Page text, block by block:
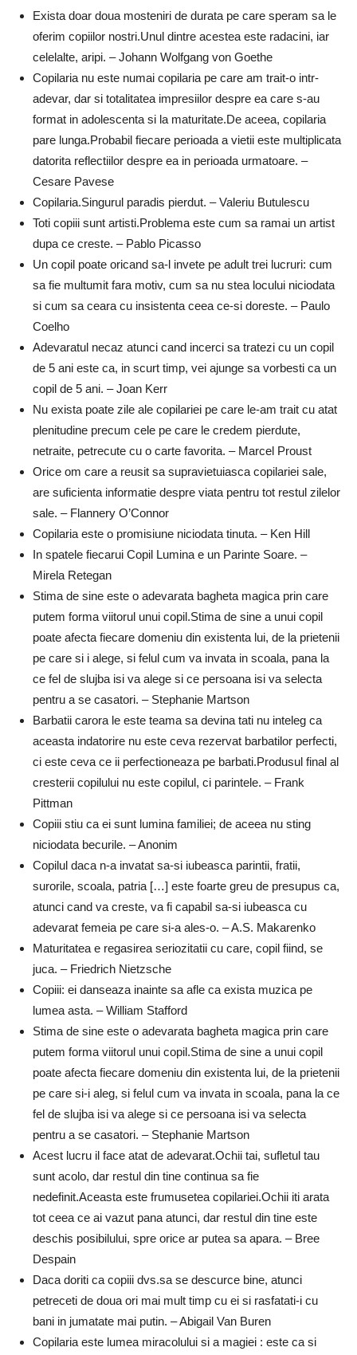
Exista doar doua mosteniri de durata pe care speram sa le
oferim copiilor nostri.Unul dintre acestea este radacini, iar
celelalte, aripi. – Johann Wolfgang von Goethe
Copilaria nu este numai copilaria pe care am trait-o intr-
adevar, dar si totalitatea impresiilor despre ea care s-au
format in adolescenta si la maturitate.De aceea, copilaria
pare lunga.Probabil fiecare perioada a vietii este multiplicata
datorita reflectiilor despre ea in perioada urmatoare. –
Cesare Pavese
Copilaria.Singurul paradis pierdut. – Valeriu Butulescu
Toti copiii sunt artisti.Problema este cum sa ramai un artist
dupa ce creste. – Pablo Picasso
Un copil poate oricand sa-l invete pe adult trei lucruri: cum
sa fie multumit fara motiv, cum sa nu stea locului niciodata
si cum sa ceara cu insistenta ceea ce-si doreste. – Paulo
Coelho
Adevaratul necaz atunci cand incerci sa tratezi cu un copil
de 5 ani este ca, in scurt timp, vei ajunge sa vorbesti ca un
copil de 5 ani. – Joan Kerr
Nu exista poate zile ale copilariei pe care le-am trait cu atat
plenitudine precum cele pe care le credem pierdute,
netraite, petrecute cu o carte favorita. – Marcel Proust
Orice om care a reusit sa supravietuiasca copilariei sale,
are suficienta informatie despre viata pentru tot restul zilelor
sale. – Flannery O’Connor
Copilaria este o promisiune niciodata tinuta. – Ken Hill
In spatele fiecarui Copil Lumina e un Parinte Soare. –
Mirela Retegan
Stima de sine este o adevarata bagheta magica prin care
putem forma viitorul unui copil.Stima de sine a unui copil
poate afecta fiecare domeniu din existenta lui, de la prietenii
pe care si i alege, si felul cum va invata in scoala, pana la
ce fel de slujba isi va alege si ce persoana isi va selecta
pentru a se casatori. – Stephanie Martson
Barbatii carora le este teama sa devina tati nu inteleg ca
aceasta indatorire nu este ceva rezervat barbatilor perfecti,
ci este ceva ce ii perfectioneaza pe barbati.Produsul final al
cresterii copilului nu este copilul, ci parintele. – Frank
Pittman
Copiii stiu ca ei sunt lumina familiei; de aceea nu sting
niciodata becurile. – Anonim
Copilul daca n-a invatat sa-si iubeasca parintii, fratii,
surorile, scoala, patria […] este foarte greu de presupus ca,
atunci cand va creste, va fi capabil sa-si iubeasca cu
adevarat femeia pe care si-a ales-o. – A.S. Makarenko
Maturitatea e regasirea seriozitatii cu care, copil fiind, se
juca. – Friedrich Nietzsche
Copiii: ei danseaza inainte sa afle ca exista muzica pe
lumea asta. – William Stafford
Stima de sine este o adevarata bagheta magica prin care
putem forma viitorul unui copil.Stima de sine a unui copil
poate afecta fiecare domeniu din existenta lui, de la prietenii
pe care si-i aleg, si felul cum va invata in scoala, pana la ce
fel de slujba isi va alege si ce persoana isi va selecta
pentru a se casatori. – Stephanie Martson
Acest lucru il face atat de adevarat.Ochii tai, sufletul tau
sunt acolo, dar restul din tine continua sa fie
nedefinit.Aceasta este frumusetea copilariei.Ochii iti arata
tot ceea ce ai vazut pana atunci, dar restul din tine este
deschis posibilului, spre orice ar putea sa apara. – Bree
Despain
Daca doriti ca copiii dvs.sa se descurce bine, atunci
petreceti de doua ori mai mult timp cu ei si rasfatati-i cu
bani in jumatate mai putin. – Abigail Van Buren
Copilaria este lumea miracolului si a magiei : este ca si